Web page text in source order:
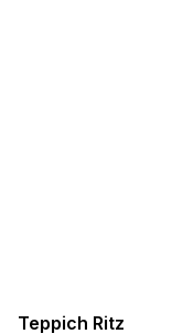
Teppich Ritz